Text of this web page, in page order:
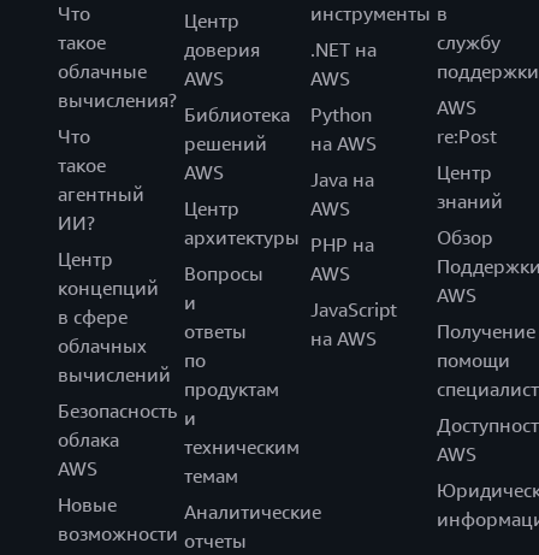
Что
такое
облачные
вычисления?
Что
такое
агентный
ИИ?
Центр
концепций
в сфере
облачных
вычислений
Безопасность
облака
AWS
Новые
возможности
Центр
доверия
AWS
Библиотека
решений
AWS
Центр
архитектуры
Вопросы
и
ответы
по
продуктам
и
техническим
темам
Аналитические
отчеты
инструменты
.NET на
AWS
Python
на AWS
Java на
AWS
PHP на
AWS
JavaScript
на AWS
в
службу
поддержки
AWS
re:Post
Центр
знаний
Обзор
AWS
Получение
помощи
AWS